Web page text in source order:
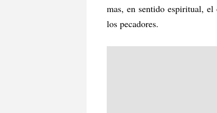
mas, en sentido espiritual,
los pecadores.